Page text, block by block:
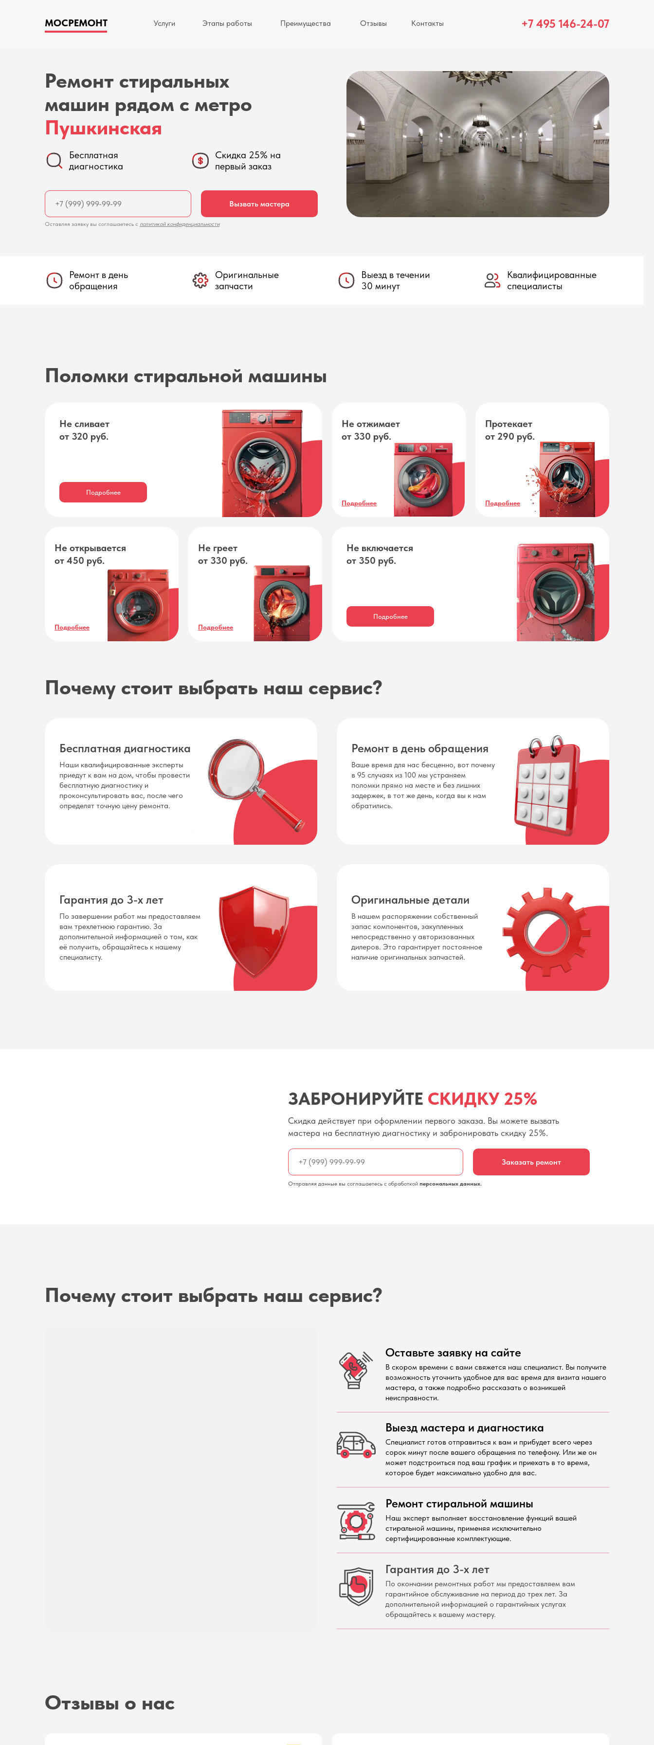
Услуги Этапы работы Преимущества Отзывы Контакты +7 495 146-24-07
МОСРЕМОНТ
Ремонт стиральных
машин рядом с метро
Пушкинская
Бесплатная
диагностика
Скидка 25% на
первый заказ
Ремонт в день
обращения
Оригинальные
запчасти
Выезд в течении
30 минут
Квалифицированные
специалисты
Вызвать мастера
Оставляя заявку вы соглашаетесь с политикой конфиденциальности
Поломки стиральной машины
Не сливает
от 320 руб.
Подробнее
Не отжимает
от 330 руб.
Протекает
от 290 руб.
Подробнее Подробнее
Не открывается
от 450 руб.
Не греет
от 330 руб.
Не включается
от 350 руб.
Подробнее
Подробнее
Подробнее
Бесплатная диагностика
Наши квалифицированные эксперты
приедут к вам на дом, чтобы провести
бесплатную диагностику и
проконсультировать вас, после чего
определят точную цену ремонта.
Ремонт в день обращения
Ваше время для нас бесценно, вот почему
в 95 случаях из 100 мы устраняем
поломки прямо на месте и без лишних
задержек, в тот же день, когда вы к нам
обратились.
Гарантия до 3-х лет
По завершении работ мы предоставляем
вам трехлетнюю гарантию. За
дополнительной информацией о том, как
её получить, обращайтесь к нашему
специалисту.
Оригинальные детали
В нашем распоряжении собственный
запас компонентов, закупленных
непосредственно у авторизованных
дилеров. Это гарантирует постоянное
наличие оригинальных запчастей.
Почему стоит выбрать наш сервис?
ЗАБРОНИРУЙТЕ СКИДКУ 25%
Отправляя данные вы соглашаетесь с обработкой персональных данных.
Заказать ремонт
Скидка действует при оформлении первого заказа. Вы можете вызвать
мастера на бесплатную диагностику и забронировать скидку 25%.
Оставьте заявку на сайте
В скором времени с вами свяжется наш специалист. Вы получите
возможность уточнить удобное для вас время для визита нашего
мастера, а также подробно рассказать о возникшей
неисправности.
Выезд мастера и диагностика
Специалист готов отправиться к вам и прибудет всего через
сорок минут после вашего обращения по телефону. Или же он
может подстроиться под ваш график и приехать в то время,
которое будет максимально удобно для вас.
Ремонт стиральной машины
Наш эксперт выполняет восстановление функций вашей
стиральной машины, применяя исключительно
сертифицированные комплектующие.
Гарантия до 3-х лет
По окончании ремонтных работ мы предоставляем вам
гарантийное обслуживание на период до трех лет. За
дополнительной информацией о гарантийных услугах
обращайтесь к вашему мастеру.
Почему стоит выбрать наш сервис?
Отзывы о нас